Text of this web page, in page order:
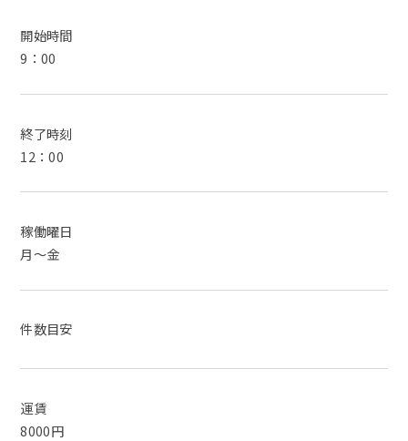
開始時間
9：00
終了時刻
12：00
稼働曜日
月～金
件数目安
運賃
8000円